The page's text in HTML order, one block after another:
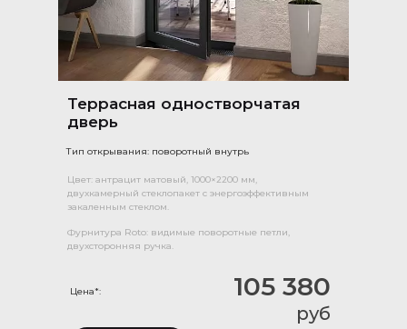
105 380
руб
Террасная одностворчатая
дверь
Тип открывания: поворотный внутрь
Цвет: антрацит матовый, 1000×2200 мм,
двухкамерный стеклопакет с энергоэффективным
закаленным стеклом.
Фурнитура Roto: видимые поворотные петли,
двухсторонняя ручка.
Цена*: